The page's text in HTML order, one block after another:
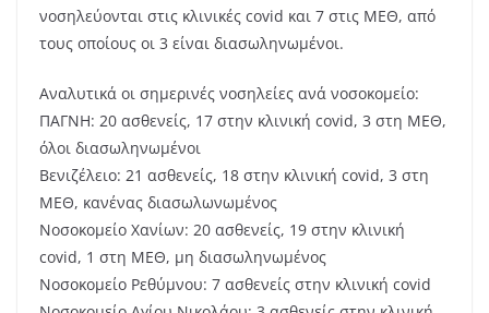
νοσηλεύονται στις κλινικές covid και 7 στις ΜΕΘ, από
τους οποίους οι 3 είναι διασωληνωμένοι.
Αναλυτικά οι σημερινές νοσηλείες ανά νοσοκομείο:
ΠΑΓΝΗ: 20 ασθενείς, 17 στην κλινική covid, 3 στη ΜΕΘ,
όλοι διασωληνωμένοι
Βενιζέλειο: 21 ασθενείς, 18 στην κλινική covid, 3 στη
ΜΕΘ, κανένας διασωλωνωμένος
Νοσοκομείο Χανίων: 20 ασθενείς, 19 στην κλινική
covid, 1 στη ΜΕΘ, μη διασωληνωμένος
Νοσοκομείο Ρεθύμνου: 7 ασθενείς στην κλινική covid